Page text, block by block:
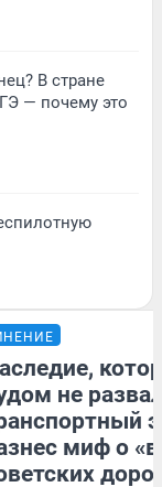
В стране
— почему это
не
миф о